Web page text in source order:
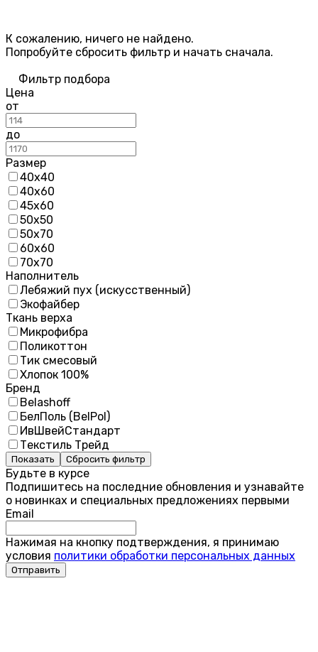
К сожалению, ничего не найдено.
Попробуйте сбросить фильтр и начать сначала.
Фильтр подбора
Цена
от
до
Размер
40х40
40х60
45x60
50х50
50х70
60х60
70х70
Наполнитель
Лебяжий пух (искусственный)
Экофайбер
Ткань верха
Микрофибра
Поликоттон
Тик смесовый
Хлопок 100%
Бренд
Belashoff
БелПоль (BelPol)
ИвШвейСтандарт
Текстиль Трейд
Показать Сбросить фильтр
Будьте в курсе
Подпишитесь на последние обновления и узнавайте
о новинках и специальных предложениях первыми
Email
Нажимая на кнопку подтверждения, я принимаю
условия политики обработки персональных данных